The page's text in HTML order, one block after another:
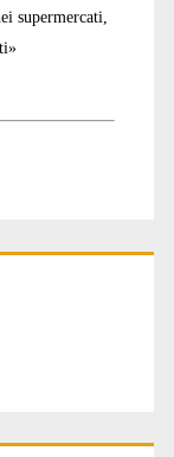
supermercati,